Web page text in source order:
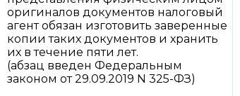
оригиналов документов налоговый
агент обязан изготовить заверенные
копии таких документов и хранить
их в течение пяти лет.
(абзац введен Федеральным
законом от 29.09.2019 N 325-ФЗ)